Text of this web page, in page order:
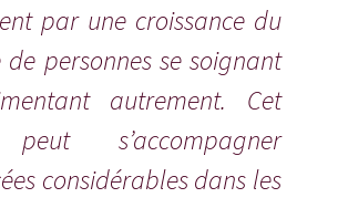
par une croissance du
personnes se soignant
autrement. Cet
s’accompagner
considérables dans les